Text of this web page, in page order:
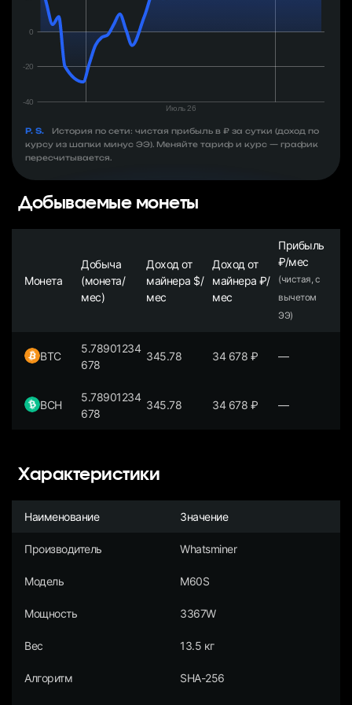
P. S.
История по сети: чистая прибыль в ₽ за сутки (доход по
курсу из шапки минус ЭЭ). Меняйте тариф и курс — график
пересчитывается.
Добываемые монеты
Монета
Добыча
(монета/
мес)
Доход от
майнера $/
мес
Доход от
майнера ₽/
мес
Прибыль
₽/мес
(чистая, с
вычетом
ЭЭ)
BTC
5.78901234
678
345.78 34 678 ₽ —
BCH
5.78901234
678
345.78 34 678 ₽ —
Характеристики
Наименование Значение
Производитель Whatsminer
Модель M60S
Мощность 3367W
Вес 13.5 кг
Алгоритм SHA-256